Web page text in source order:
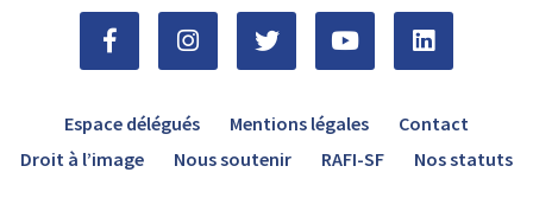
Espace délégués Mentions légales
Contact
Droit à l’image
Nous soutenir RAFI-SF Nos statuts